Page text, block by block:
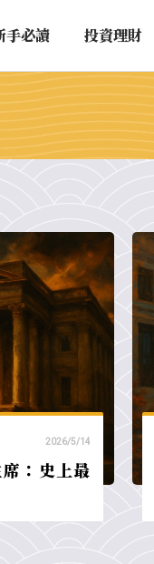
手必讀 投資理財
2026/5/14
：史上最